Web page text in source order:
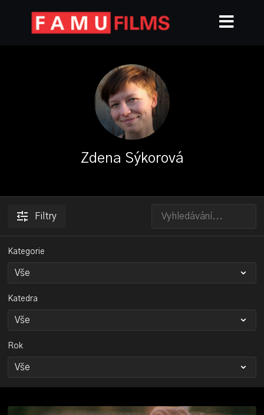
Zdena Sýkorová
Filtry
Kategorie
Katedra
Rok